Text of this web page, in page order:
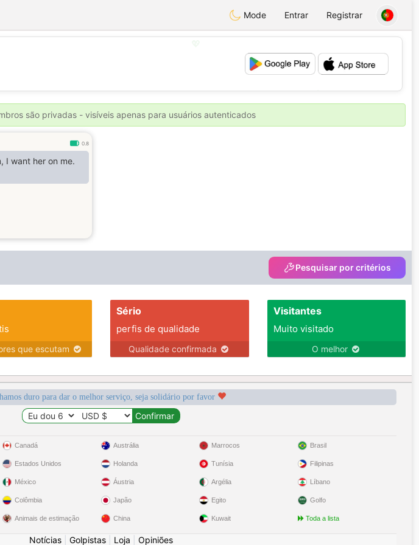
Mode Entrar Registrar
💕
💕
são privadas - visíveis apenas para usuários autenticados
0.8
I want her on me.
Pesquisar por critérios
que escutam
Sério
perfis de qualidade
Qualidade confirmada
Visitantes
Muito visitado
O melhor
duro para dar o melhor serviço, seja solidário por favor
Canadá
Estados Unidos
México
Colômbia
Animais de estimação
Austrália
Holanda
Áustria
Japão
China
Marrocos
Tunísia
Argélia
Egito
Kuwait
Brasil
Filipinas
Líbano
Golfo
Toda a lista
Notícias Golpistas Loja Opiniões